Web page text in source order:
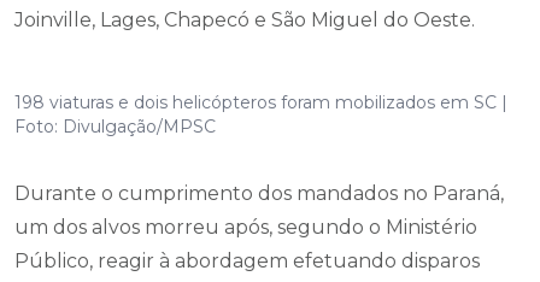
Joinville, Lages, Chapecó e São Miguel do Oeste.
198 viaturas e dois helicópteros foram mobilizados em SC |
Foto: Divulgação/MPSC
Durante o cumprimento dos mandados no Paraná,
um dos alvos morreu após, segundo o Ministério
Público, reagir à abordagem efetuando disparos